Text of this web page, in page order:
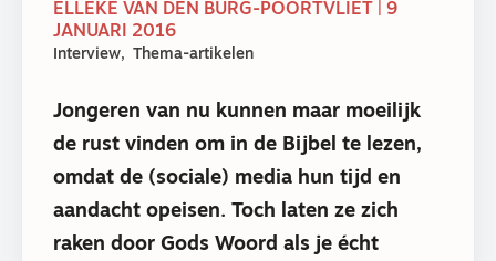
ELLEKE VAN DEN BURG-POORTVLIET | 9
JANUARI 2016
Interview Thema-artikelen
Jongeren van nu kunnen maar moeilijk
de rust vinden om in de Bijbel te lezen,
omdat de (sociale) media hun tijd en
aandacht opeisen. Toch laten ze zich
raken door Gods Woord als je écht